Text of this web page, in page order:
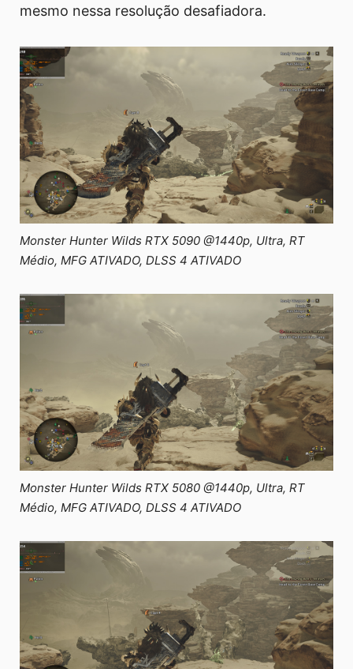
mesmo nessa resolução desafiadora.
Monster Hunter Wilds RTX 5090 @1440p, Ultra, RT
Médio, MFG ATIVADO, DLSS 4 ATIVADO
Monster Hunter Wilds RTX 5080 @1440p, Ultra, RT
Médio, MFG ATIVADO, DLSS 4 ATIVADO